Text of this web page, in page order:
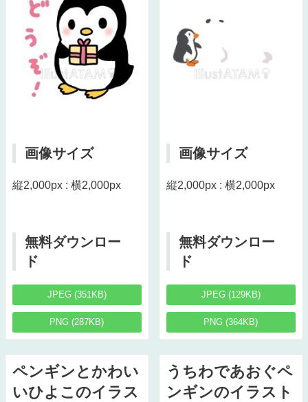
画像サイズ
縦2,000px : 横2,000px
無料ダウンロー
ド
JPEG (351KB)
PNG (287KB)
画像サイズ
縦2,000px : 横2,000px
無料ダウンロー
ド
JPEG (129KB)
PNG (364KB)
ペンギンとかわい
いひよこのイラス
うちわであおぐペ
ンギンのイラスト